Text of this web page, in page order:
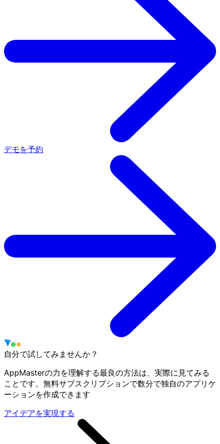
デモを予約
自分で試してみませんか？
AppMasterの力を理解する最良の方法は、実際に見てみる
ことです。無料サブスクリプションで数分で独自のアプリケ
ーションを作成できます
アイデアを実現する